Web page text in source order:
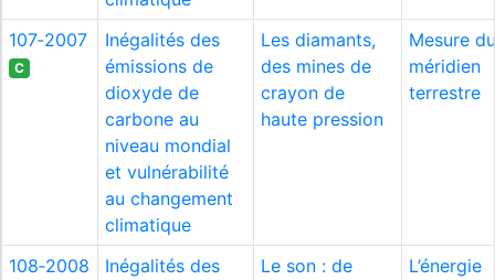
107‑2007
C
Inégalités des
émissions de
dioxyde de
carbone au
niveau mondial
et vulnérabilité
au changement
climatique
Les diamants,
des mines de
crayon de
haute pression
Mesure
méridien
terrestre
108‑2008
Inégalités des
Le son : de
L’énergie